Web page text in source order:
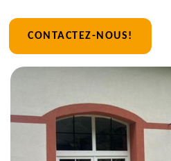
CONTACTEZ-NOUS!